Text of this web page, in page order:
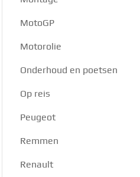
MotoGP
Motorolie
Onderhoud en poetsen
Op reis
Peugeot
Remmen
Renault